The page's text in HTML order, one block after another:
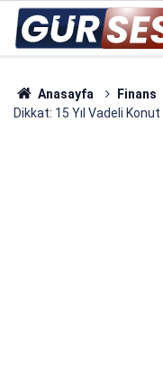
Anasayfa Finans
Dikkat: 15 Yıl Vadeli